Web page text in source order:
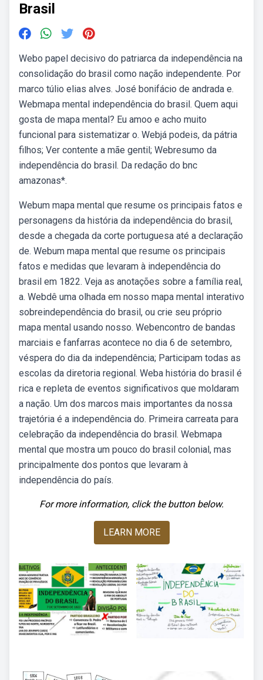
Brasil
Webo papel decisivo do patriarca da independência na
consolidação do brasil como nação independente. Por
marco túlio elias alves. José bonifácio de andrada e.
Webmapa mental independência do brasil. Quem aqui
gosta de mapa mental? Eu amoo e acho muito
funcional para sistematizar o. Webjá podeis, da pátria
filhos; Ver contente a mãe gentil; Webresumo da
independência do brasil. Da redação do bnc
amazonas*.
Webum mapa mental que resume os principais fatos e
personagens da história da independência do brasil,
desde a chegada da corte portuguesa até a declaração
de. Webum mapa mental que resume os principais
fatos e medidas que levaram à independência do
brasil em 1822. Veja as anotações sobre a família real,
a. Webdê uma olhada em nosso mapa mental interativo
sobreindependência do brasil, ou crie seu próprio
mapa mental usando nosso. Webencontro de bandas
marciais e fanfarras acontece no dia 6 de setembro,
véspera do dia da independência; Participam todas as
escolas da diretoria regional. Weba história do brasil é
rica e repleta de eventos significativos que moldaram
a nação. Um dos marcos mais importantes da nossa
trajetória é a independência do. Primeira carreata para
celebração da independência do brasil. Webmapa
mental que mostra um pouco do brasil colonial, mas
principalmente dos pontos que levaram à
independência do país.
For more information, click the button below.
LEARN MORE